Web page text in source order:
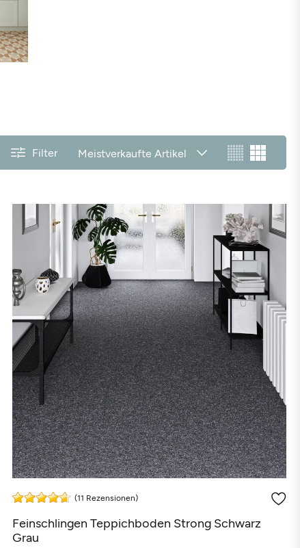
Filter
(11 Rezensionen)
Feinschlingen Teppichboden Strong Schwarz
Grau